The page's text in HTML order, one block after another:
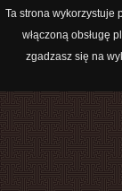
Ta strona wykorzystuje
włączoną obsługę
zgadzasz się na